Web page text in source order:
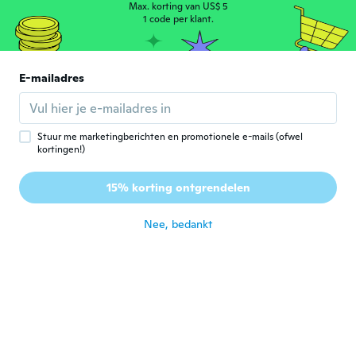
J Janice
ongeveer 4 jaar geleden
R Richard
Lid geworden van
Does not look as good in listing
description.
Max. korting van US$ 5
1 code per klant.
E-mailadres
Stuur me marketingberichten en promotionele e-mails (ofwel
kortingen!)
15% korting ontgrendelen
Nee, bedankt